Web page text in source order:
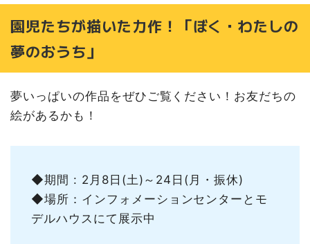
園児たちが描いた力作！「ぼく・わたしの
夢のおうち」
夢いっぱいの作品をぜひご覧ください！お友だちの
絵があるかも！
◆期間 : 2月8日(土)～24日(月・振休)
◆場所：インフォメーションセンターとモ
デルハウスにて展示中